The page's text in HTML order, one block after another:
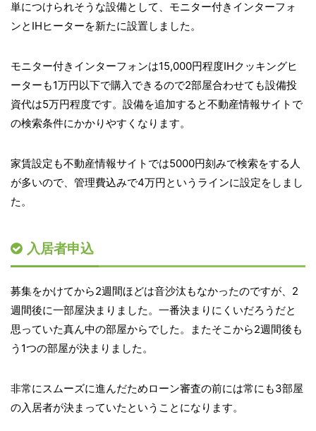
単につけられそうな設備として、モニター付きインターフォ
ンとIHヒーターを新たに設置しました。
モニター付きインターフォンは15,000円程度IHクッキングヒ
ーターも1万円以下で購入できるので2部屋合わせても設備投
資代は5万円程度です。設備を追加すると不動産情報サイトで
の検索条件にかかりやすくなります。
家賃設定も不動産情報サイトでは5000円刻みで検索をする人
が多いので、管理費込みで4万円というラインに設定をしまし
た。
入居者申込
募集をかけてから2週間ほどは音沙汰もなかったのですが、2
週間後に一部屋決まりました。一番決まりにくいだろうだと
思っていた真ん中の部屋からでした。またそこから2週間後も
う1つの部屋が決まりました。
非常にスムーズに進んだためローン審査の前には常にも3部屋
の入居者が決まっていたということになります。